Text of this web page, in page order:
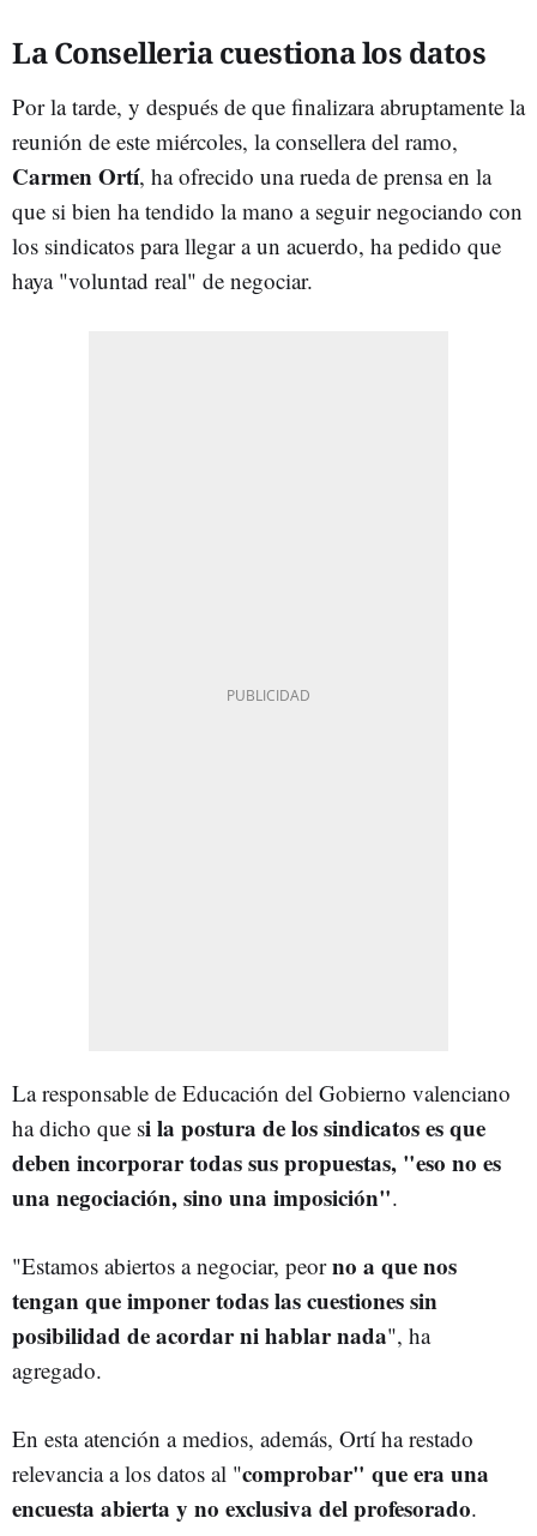
La Conselleria cuestiona los datos
Por la tarde, y después de que finalizara abruptamente la
reunión de este miércoles, la consellera del ramo,
Carmen Ortí, ha ofrecido una rueda de prensa en la
que si bien ha tendido la mano a seguir negociando con
los sindicatos para llegar a un acuerdo, ha pedido que
haya "voluntad real" de negociar.
La responsable de Educación del Gobierno valenciano
ha dicho que si la postura de los sindicatos es que
deben incorporar todas sus propuestas, "eso no es
una negociación, sino una imposición".
"Estamos abiertos a negociar, peorno a que nos
tengan que imponer todas las cuestiones sin
posibilidad de acordar ni hablar nada", ha
agregado.
En esta atención a medios, además, Ortí ha restado
relevancia a los datos al "comprobar" que era una
encuesta abierta y no exclusiva del profesorado.